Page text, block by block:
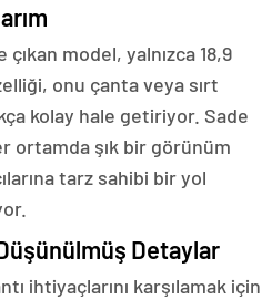
model, yalnızca 18,9
onu çanta veya sırt
kolay hale getiriyor. Sade
ortamda şık bir görünüm
tarz sahibi bir yol
Detaylar
ihtiyaçlarını karşılamak için